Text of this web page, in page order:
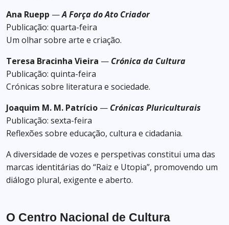
Ana Ruepp —A Força do Ato Criador
Publicação: quarta-feira
Um olhar sobre arte e criação.
Teresa Bracinha Vieira — Crónica da Cultura
Publicação: quinta-feira
Crónicas sobre literatura e sociedade.
Joaquim M. M. Patrício — Crónicas Pluriculturais
Publicação: sexta-feira
Reflexões sobre educação, cultura e cidadania.
A diversidade de vozes e perspetivas constitui uma das
marcas identitárias do “Raiz e Utopia”, promovendo um
diálogo plural, exigente e aberto.
O Centro Nacional de Cultura